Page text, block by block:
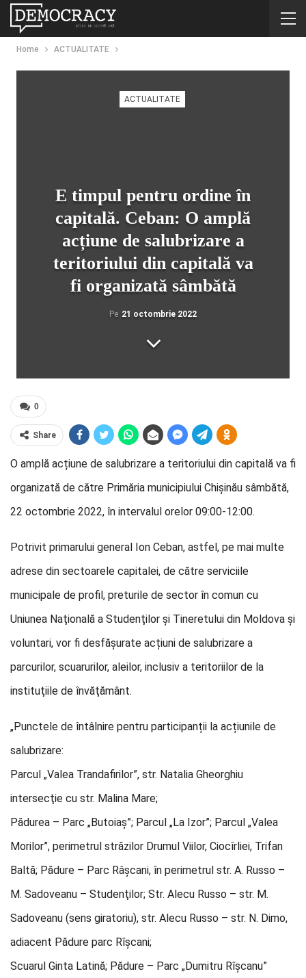
Home ACTUALITATE
ACTUALITATE
E timpul pentru ordine în
capitală. Ceban: O amplă
acțiune de salubrizare a
teritoriului din capitală va
fi organizată sâmbătă
Pe 21 octombrie 2022
0
Share
O amplă acțiune de salubrizare a teritoriului din capitală va fi
organizată de către Primăria municipiului Chișinău sâmbătă,
22 octombrie 2022, în intervalul orelor 09:00-12:00.
Potrivit primarului general Ion Ceban, astfel, pe mai multe
adrese din sectoarele capitalei, de către serviciile
municipale de profil, preturile de sector în comun cu
Uniunea Naţională a Studenţilor şi Tineretului din Moldova şi
voluntari, vor fi desfășurate acțiuni de salubrizare a
parcurilor, scuarurilor, aleilor, inclusiv a teritoriilor de la
instituţiile de învăţământ.
„Punctele de întâlnire pentru participanții la acțiunile de
salubrizare:
Parcul „Valea Trandafirilor”, str. Natalia Gheorghiu
intersecţie cu str. Malina Mare;
Pădurea – Parc „Butoiaş”; Parcul „La Izor”; Parcul „Valea
Morilor”, perimetrul străzilor Drumul Viilor, Ciocîrliei, Trifan
Baltă; Pădure – Parc Râşcani, în perimetrul str. A. Russo –
M. Sadoveanu – Studenţilor; Str. Alecu Russo – str. M.
Sadoveanu (sens giratoriu), str. Alecu Russo – str. N. Dimo,
adiacent Pădure parc Rîşcani;
Scuarul Ginta Latină; Pădure – Parc „Dumitru Rîşcanu”